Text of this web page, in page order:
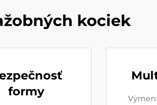
kociek
formy